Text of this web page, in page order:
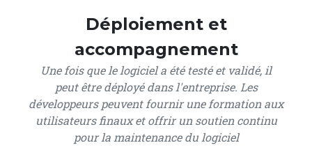
Déploiement et
accompagnement
Une fois que le logiciel a été testé et validé, il
peut être déployé dans l'entreprise. Les
développeurs peuvent fournir une formation aux
utilisateurs finaux et offrir un soutien continu
pour la maintenance du logiciel